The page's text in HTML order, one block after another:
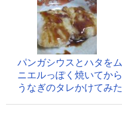
パンガシウスとハタをム
ニエルっぽく焼いてから
うなぎのタレかけてみた